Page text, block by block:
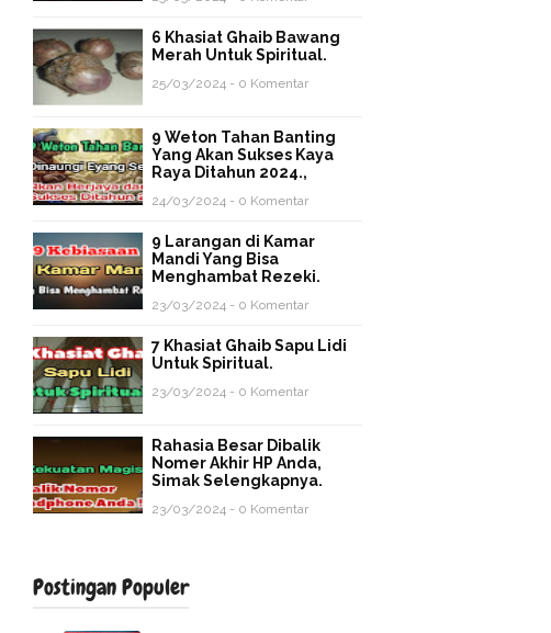
6 Khasiat Ghaib Bawang
Merah Untuk Spiritual.
25/03/2024 - 0 Komentar
9 Weton Tahan Banting
Yang Akan Sukses Kaya
Raya Ditahun 2024.,
24/03/2024 - 0 Komentar
9 Larangan di Kamar
Mandi Yang Bisa
Menghambat Rezeki.
23/03/2024 - 0 Komentar
7 Khasiat Ghaib Sapu Lidi
Untuk Spiritual.
23/03/2024 - 0 Komentar
Rahasia Besar Dibalik
Nomer Akhir HP Anda,
Simak Selengkapnya.
23/03/2024 - 0 Komentar
Postingan Populer